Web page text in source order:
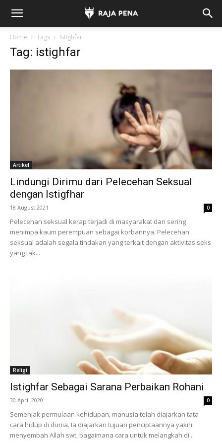
Home Tags Istighfar
Tag: istighfar
Artikel
Lindungi Dirimu dari Pelecehan Seksual
dengan Istigfhar
18 August 2021 0
Pelecehan seksual kerap terjadi di masyarakat dan sering
menimpa kaum perempuan sebagai korbannya. Pelecehan
seksual adalah segala tindakan yang terkait dengan aktivitas seks
yang tak...
Religi
Istighfar Sebagai Sarana Perbaikan Rohani
30 April 2020 0
Semenjak permulaan kehidupan, manusia telah diajarkan tata
cara hidup di dunia. Ia diajarkan tujuan penciptaannya yakni
menyembah Allah swt, bagaimana cara untuk melangkah di...